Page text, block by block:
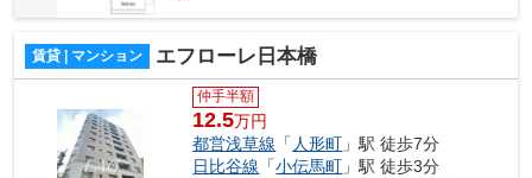
賃貸 | マンション エフローレ日本橋
仲手半額
12.5万円
都営浅草線 「 人形町 」駅 徒歩7分
日比谷線 「小伝馬町 」駅 徒歩3分